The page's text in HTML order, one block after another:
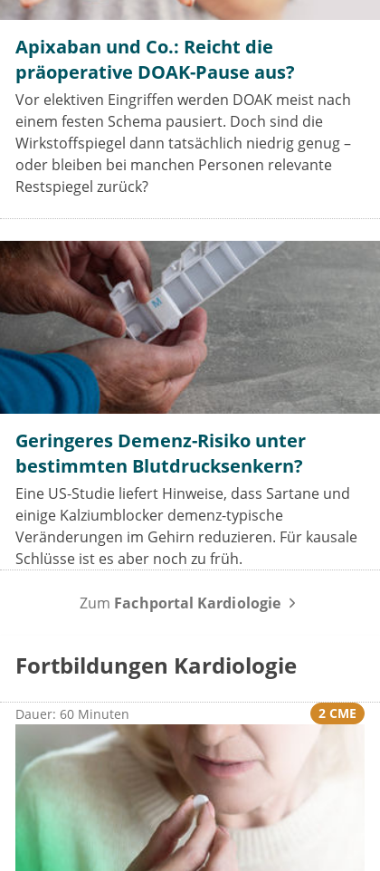
Apixaban und Co.: Reicht die
präoperative DOAK-Pause aus?
Vor elektiven Eingriffen werden DOAK meist nach
einem festen Schema pausiert. Doch sind die
Wirkstoffspiegel dann tatsächlich niedrig genug –
oder bleiben bei manchen Personen relevante
Restspiegel zurück?
Geringeres Demenz-Risiko unter
bestimmten Blutdrucksenkern?
Eine US-Studie liefert Hinweise, dass Sartane und
einige Kalziumblocker demenz-typische
Veränderungen im Gehirn reduzieren. Für kausale
Schlüsse ist es aber noch zu früh.
Zum Fachportal Kardiologie
Fortbildungen Kardiologie
Dauer: 60 Minuten 2 CME